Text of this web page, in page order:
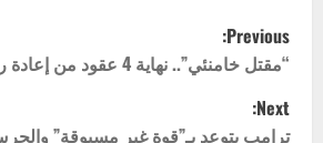
P
o
s
Previous:
“مقتل خامنئي”.. نهاية 4 عقود من إعادة رسم الخرائط
Next:
ترامب يتوعد بـ”قوة غير مسبوقة”